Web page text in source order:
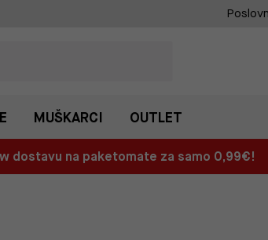
MUŠKARCI OUTLET
dostavu na paketomate za samo 0,99€!